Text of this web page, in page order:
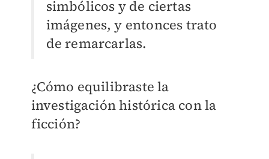
simbólicos y de ciertas
imágenes, y entonces trato
de remarcarlas.
¿Cómo equilibraste la
investigación histórica con la
ficción?